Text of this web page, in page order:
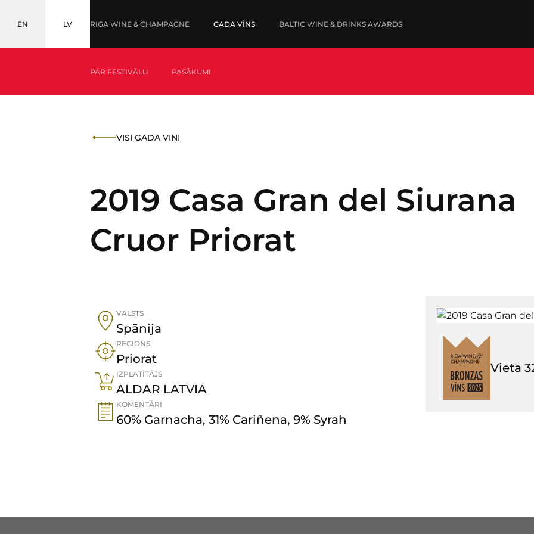
EN
ENGLISH
LV
LATVIEŠU
RIGA WINE & CHAMPAGNE GADA VĪNS BALTIC WINE & DRINKS AWARDS
PAR FESTIVĀLU PASĀKUMI
VISI GADA VĪNI
2019 Casa Gran del Siurana
Cruor Priorat
VALSTS
Spānija
REĢIONS
Priorat
IZPLATĪTĀJS
ALDAR LATVIA
KOMENTĀRI
60% Garnacha, 31% Cariñena, 9% Syrah
Vieta